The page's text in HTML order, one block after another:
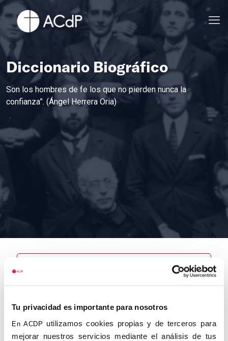
Tu privacidad es importante para nosotros
En ACDP utilizamos cookies propias y de terceros para
mejorar nuestros servicios mediante el análisis de tus
Diccionario Biográfico
Son los hombres de fe los que no pierden nunca la
confianza”. (Ángel Herrera Oria)
Falcón
Rodríguez,
Ramón